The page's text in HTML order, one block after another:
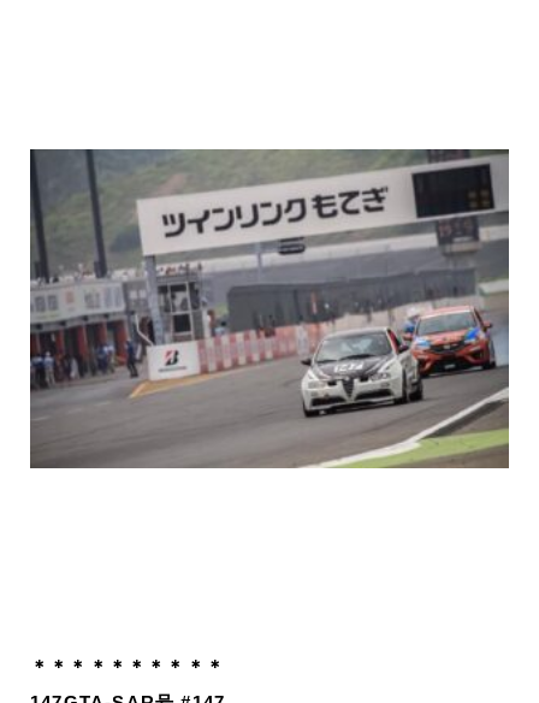
＊＊＊＊＊＊＊＊＊＊